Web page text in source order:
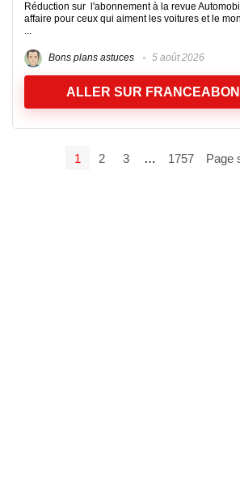
Réduction sur l'abonnement à la revue
affaire pour ceux qui aiment les voitures et le
...
Bons plans astuces 5 août 2026
ALLER SUR
1 2 3 … 1757 Page